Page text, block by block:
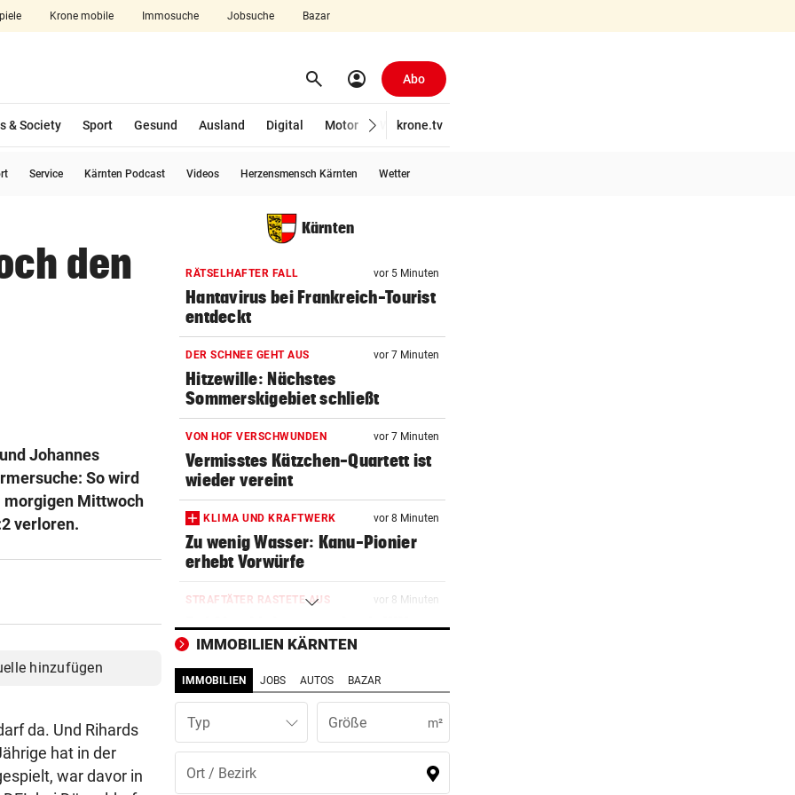
Krone mobile Immosuche Jobsuche Bazar
aufklappen search Suchen
account_circle Abo
& Society Sport Gesund Ausland Digital Motor Wirtschaft
krone.tv
Service Kärnten Podcast Videos Herzensmensch Kärnten Wetter
den
Johannes
So wird
morgigen Mittwoch
verloren.
hinzufügen
da. Und Rihards
hat in der
war davor in
Kärnten
RÄTSELHAFTER FALL vor 5 Minuten
Hantavirus bei Frankreich-Tourist
entdeckt
DER SCHNEE GEHT AUS vor 7 Minuten
Hitzewille: Nächstes
Sommerskigebiet schließt
VON HOF VERSCHWUNDEN vor 7 Minuten
Vermisstes Kätzchen-Quartett ist
wieder vereint
KLIMA UND KRAFTWERK vor 8 Minuten
Zu wenig Wasser: Kanu-Pionier
erhebt Vorwürfe
STRAFTÄTER RASTETE AUS vor 8 Minuten
Bei Abschiebeversuch mit HIV-
Ansteckung gedroht
GAK-TRAINER BRENNT: vor 8 Minuten
„Wir wollen unsere Heimserie
ausbauen, egal wie!“
vor 8 Minuten
IMMOBILIEN KÄRNTEN
IMMOBILIEN JOBS AUTOS BAZAR
Typ m²